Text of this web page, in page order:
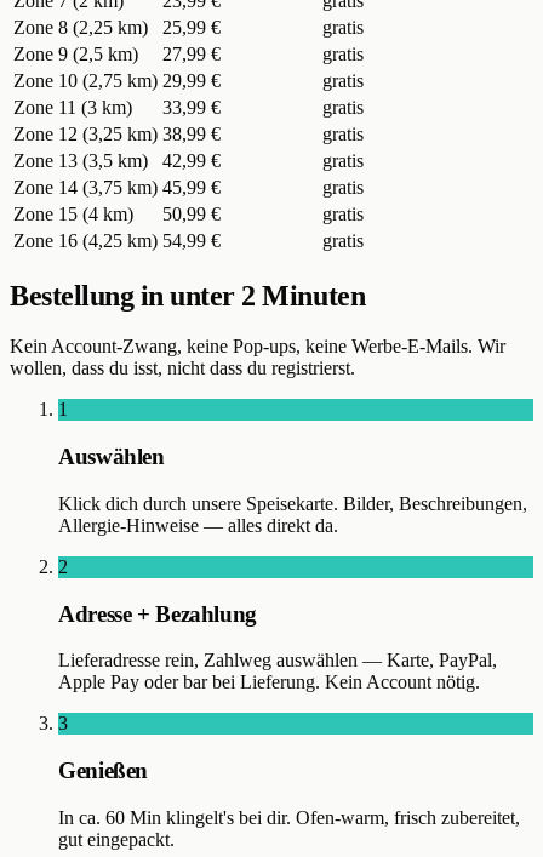
Zone 8 (2,25 km)
25,99 €
gratis
Zone 9 (2,5 km)
27,99 €
gratis
Zone 10 (2,75 km) 29,99 €
gratis
Zone 11 (3 km)
33,99 €
gratis
Zone 12 (3,25 km) 38,99 €
gratis
Zone 13 (3,5 km)
42,99 €
gratis
Zone 14 (3,75 km) 45,99 €
gratis
Zone 15 (4 km)
50,99 €
gratis
Zone 16 (4,25 km) 54,99 € gratis
Bestellung in unter 2 Minuten
Kein Account-Zwang, keine Pop-ups, keine Werbe-E-Mails. Wir
wollen, dass du isst, nicht dass du registrierst.
1
Auswählen
Klick dich durch unsere Speisekarte. Bilder, Beschreibungen,
Allergie-Hinweise — alles direkt da.
2
Adresse + Bezahlung
Lieferadresse rein, Zahlweg auswählen — Karte, PayPal,
Apple Pay oder bar bei Lieferung. Kein Account nötig.
3
Genießen
In ca. 60 Min klingelt's bei dir. Ofen-warm, frisch zubereitet,
gut eingepackt.